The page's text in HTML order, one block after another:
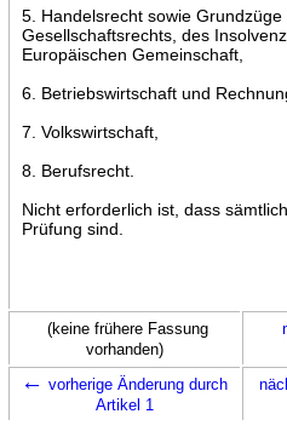
5. Handelsrecht sowie
Gesellschaftsrechts, des
Europäischen Gemeinschaft,
6. Betriebswirtschaft und
7. Volkswirtschaft,
8. Berufsrecht.
Nicht erforderlich ist, dass
Prüfung sind.
(keine frühere Fassung
vorhanden)
← vorherige Änderung durch
Artikel 1